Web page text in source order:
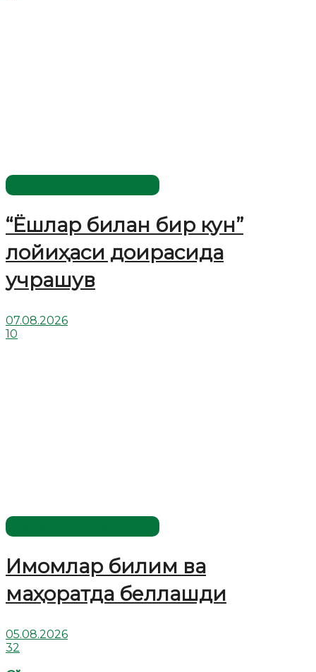
“Ёшлар билан бир кун”
лойиҳаси доирасида
учрашув
07.08.2026
10
Имомлар билим ва
маҳоратда беллашди
05.08.2026
32